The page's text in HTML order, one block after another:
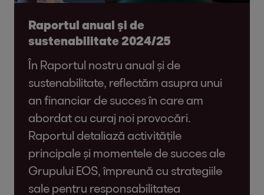
Raportul anual și de
sustenabilitate 2024/25
În Raportul nostru anual și de
sustenabilitate, reflectăm asupra unui
an financiar de succes în care am
abordat cu curaj noi provocări.
Raportul detaliază activitățile
principale și momentele de succes ale
Grupului EOS, împreună cu strategiile
sale pentru responsabilitatea